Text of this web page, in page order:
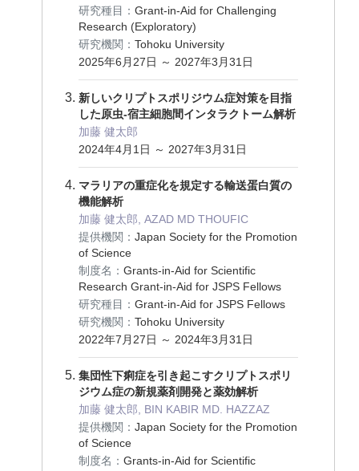
研究種目： Grant-in-Aid for Challenging
Research (Exploratory)
研究機関： Tohoku University
2025年6月27日 ～ 2027年3月31日
新しいクリプトスポリジウム症対策を目指
した原虫-宿主細胞間インタラクトーム解析
加藤 健太郎
2024年4月1日 ～ 2027年3月31日
マラリアの重症化を規定する輸送蛋白質の
機能解析
加藤 健太郎, AZAD MD THOUFIC
提供機関： Japan Society for the Promotion
of Science
制度名： Grants-in-Aid for Scientific
Research Grant-in-Aid for JSPS Fellows
研究種目： Grant-in-Aid for JSPS Fellows
研究機関： Tohoku University
2022年7月27日 ～ 2024年3月31日
集団性下痢症を引き起こすクリプトスポリ
ジウム症の新規薬剤開発と薬効解析
加藤 健太郎, BIN KABIR MD. HAZZAZ
提供機関： Japan Society for the Promotion
of Science
制度名： Grants-in-Aid for Scientific